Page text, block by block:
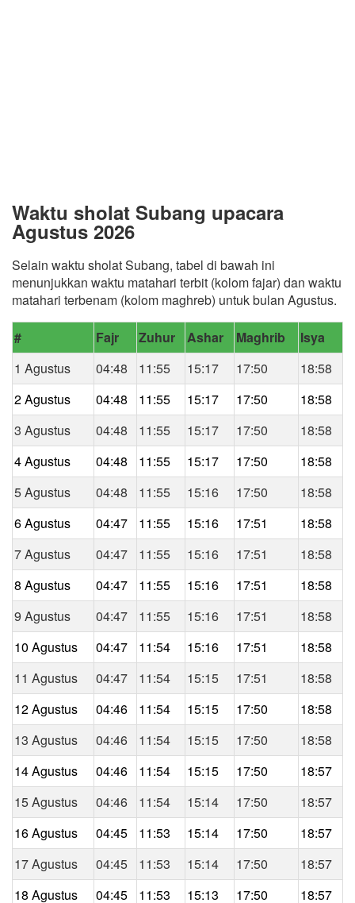
Waktu sholat Subang upacara
Agustus 2026
Selain waktu sholat Subang, tabel di bawah ini
menunjukkan waktu matahari terbit (kolom fajar) dan waktu
matahari terbenam (kolom maghreb) untuk bulan Agustus.
# Fajr Zuhur Ashar Maghrib
Isya
1 Agustus
04:48 11:55 15:17 17:50
18:58
2 Agustus
04:48 11:55 15:17 17:50
18:58
3 Agustus
04:48 11:55 15:17 17:50
18:58
4 Agustus
04:48 11:55 15:17 17:50
18:58
5 Agustus
04:48 11:55 15:16 17:50
18:58
6 Agustus
04:47 11:55 15:16 17:51
18:58
7 Agustus
04:47 11:55 15:16 17:51
18:58
8 Agustus
04:47 11:55 15:16 17:51
18:58
9 Agustus
04:47 11:55 15:16 17:51
18:58
10 Agustus
04:47 11:54 15:16 17:51
18:58
11 Agustus
04:47 11:54 15:15 17:51
18:58
12 Agustus
04:46 11:54 15:15 17:50
18:58
13 Agustus
04:46 11:54 15:15 17:50
18:58
14 Agustus
04:46 11:54 15:15 17:50
18:57
15 Agustus
04:46 11:54 15:14 17:50
18:57
16 Agustus
04:45 11:53 15:14 17:50
18:57
17 Agustus
04:45 11:53 15:14 17:50
18:57
18 Agustus
04:45 11:53 15:13 17:50 18:57